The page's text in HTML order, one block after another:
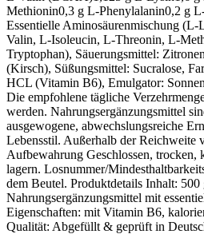
Methionin0,3 g L-Phenylalanin0,2 g
Essentielle Aminosäurenmischung
Valin, L-Isoleucin, L-Threonin, L-
Tryptophan), Säuerungsmittel:
(Kirsch), Süßungsmittel: Sucralose,
HCL (Vitamin B6), Emulgator:
Die empfohlene tägliche
werden. Nahrungsergänzungsmittel
ausgewogene, abwechslungsreiche
Lebensstil. Außerhalb der Reichweite
Aufbewahrung Geschlossen, trocken,
lagern. Losnummer/
dem Beutel. Produktdetails Inhalt:
Nahrungsergänzungsmittel mit
Eigenschaften: mit Vitamin B6,
Qualität: Abgefüllt & geprüft in